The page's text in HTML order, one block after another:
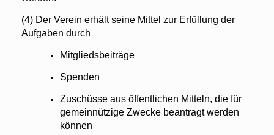
(4) Der Verein erhält seine Mittel zur Erfüllung der
Aufgaben durch
Mitgliedsbeiträge
Spenden
Zuschüsse aus öffentlichen Mitteln, die für
gemeinnützige Zwecke beantragt werden
können